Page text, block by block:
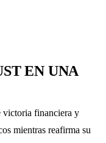
EN UNA
victoria financiera y
mientras reafirma su